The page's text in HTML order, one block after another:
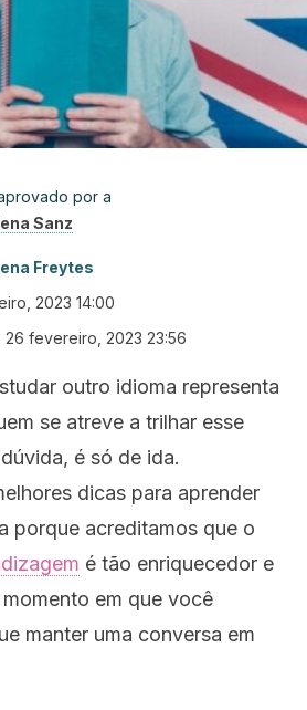
por a
Sanz
Freytes
2023 14:00
26 fevereiro, 2023 23:56
outro idioma representa
se atreve a trilhar esse
é só de ida.
dicas para aprender
porque acreditamos que o
é tão enriquecedor e
em que você
manter uma conversa em